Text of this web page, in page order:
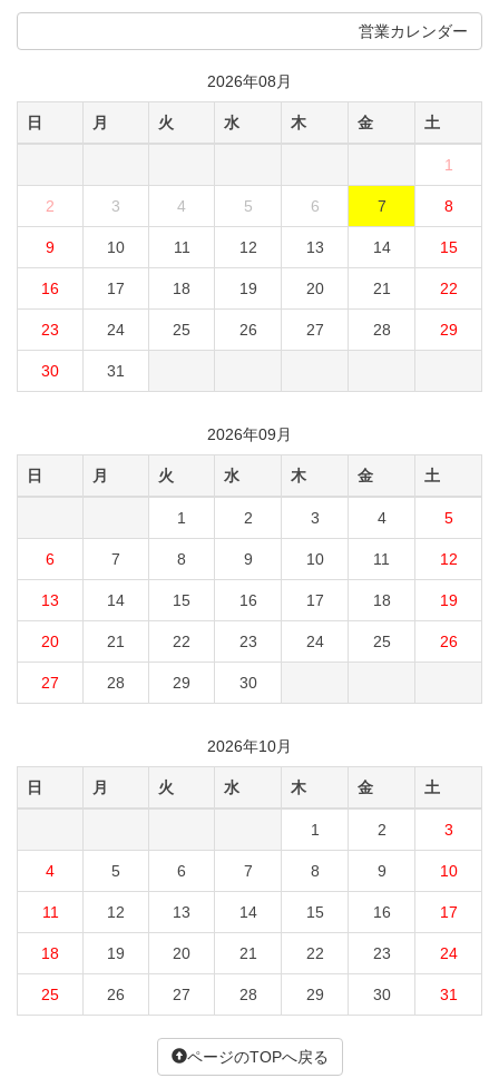
営業カレンダー
2026年08月
日 月 火 水 木 金 土
1
2 3 4 5 6 7 8
9 10 11 12 13 14 15
16 17 18 19 20 21 22
23 24 25 26 27 28 29
30 31
2026年09月
日 月 火 水 木 金 土
1 2 3 4 5
6 7 8 9 10 11 12
13 14 15 16 17 18 19
20 21 22 23 24 25 26
27 28 29 30
2026年10月
日 月 火 水 木 金 土
1 2 3
4 5 6 7 8 9 10
11 12 13 14 15 16 17
18 19 20 21 22 23 24
25 26 27 28 29 30 31
ページのTOPへ戻る